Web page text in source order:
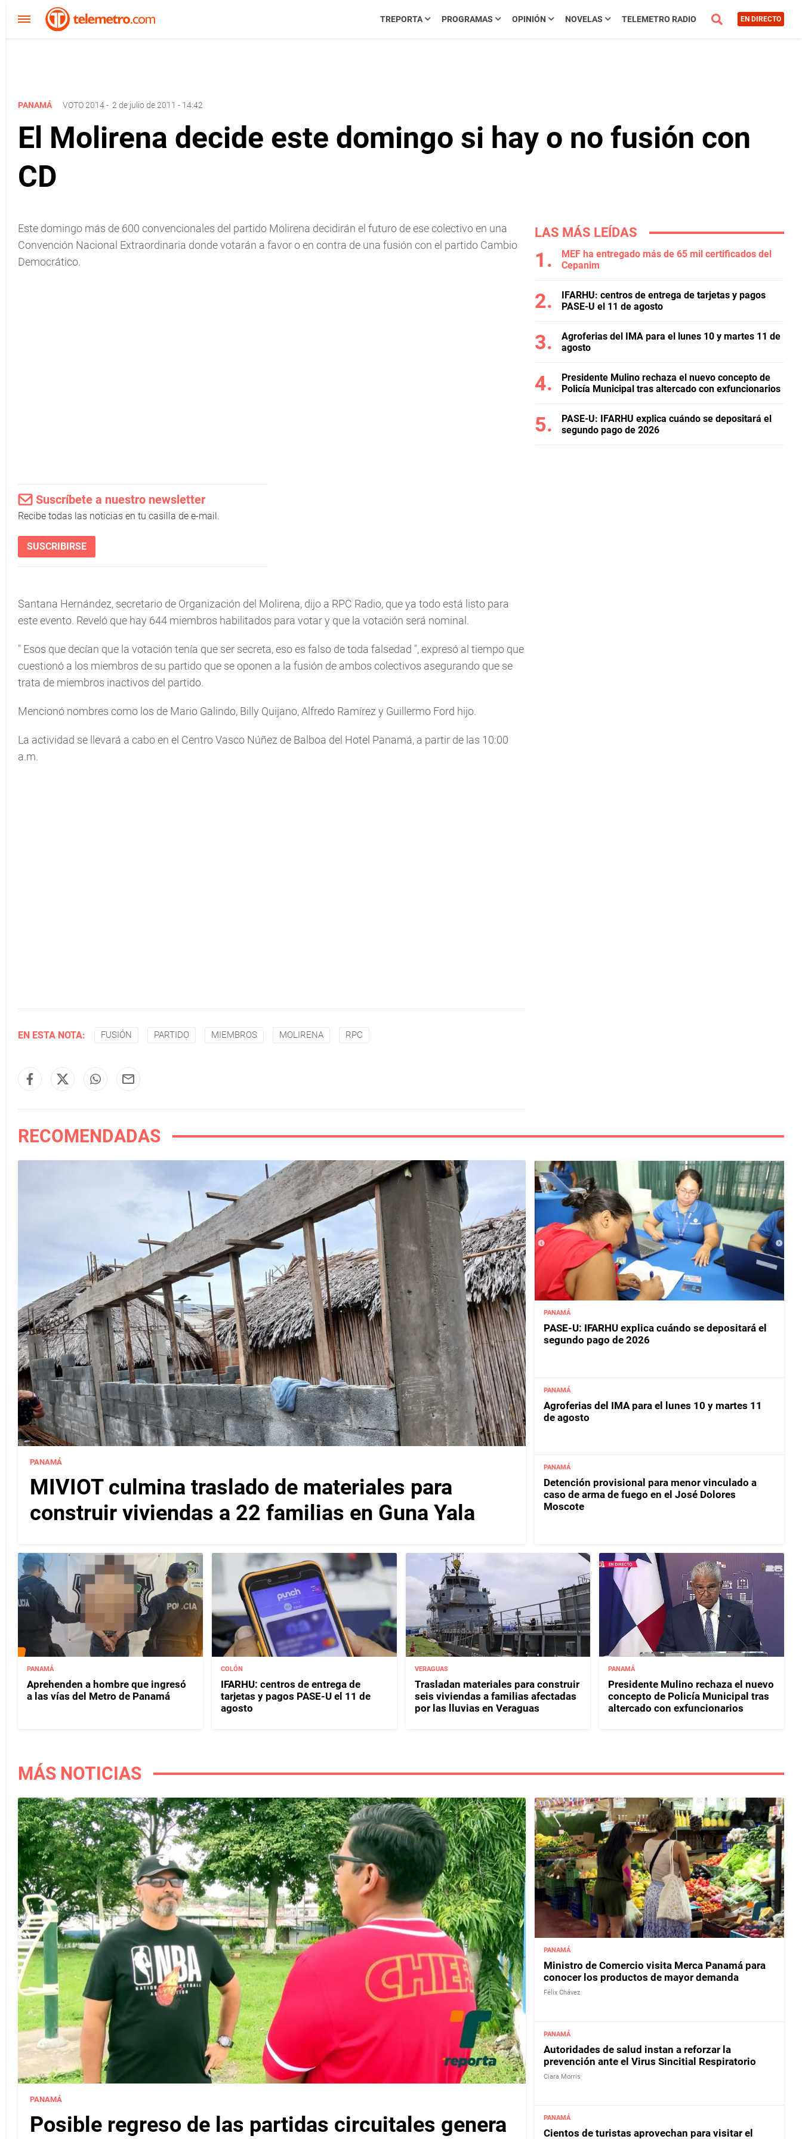
TREPORTA PROGRAMAS OPINIÓN NOVELAS TELEMETRO RADIO EN DIRECTO
PANAMÁ VOTO 2014- 2 de julio de 2011 - 14:42
El Molirena decide este domingo si hay o no fusión con
CD
Este domingo más de 600 convencionales del partido Molirena decidirán el futuro de ese colectivo en una
Convención Nacional Extraordinaria donde votarán a favor o en contra de una fusión con el partido Cambio
Democrático.
Suscríbete a nuestro newsletter
Recibe todas las noticias en tu casilla de e-mail.
SUSCRIBIRSE
Santana Hernández, secretario de Organización del Molirena, dijo a RPC Radio, que ya todo está listo para
este evento. Reveló que hay 644 miembros habilitados para votar y que la votación será nominal.
" Esos que decían que la votación tenía que ser secreta, eso es falso de toda falsedad ", expresó al tiempo que
cuestionó a los miembros de su partido que se oponen a la fusión de ambos colectivos asegurando que se
trata de miembros inactivos del partido.
Mencionó nombres como los de Mario Galindo, Billy Quijano, Alfredo Ramírez y Guillermo Ford hijo.
La actividad se llevará a cabo en el Centro Vasco Núñez de Balboa del Hotel Panamá, a partir de las 10:00
a.m.
EN ESTA NOTA: FUSIÓN PARTIDO MIEMBROS MOLIRENA RPC
LAS MÁS LEÍDAS
MEF ha entregado más de 65 mil certificados del
Cepanim
IFARHU: centros de entrega de tarjetas y pagos
PASE-U el 11 de agosto
Agroferias del IMA para el lunes 10 y martes 11 de
agosto
Presidente Mulino rechaza el nuevo concepto de
Policía Municipal tras altercado con exfuncionarios
PASE-U: IFARHU explica cuándo se depositará el
segundo pago de 2026
RECOMENDADAS
PANAMÁ
MIVIOT culmina traslado de materiales para
construir viviendas a 22 familias en Guna Yala
PANAMÁ
PASE-U: IFARHU explica cuándo se depositará el
segundo pago de 2026
PANAMÁ
Agroferias del IMA para el lunes 10 y martes 11
de agosto
PANAMÁ
Detención provisional para menor vinculado a
caso de arma de fuego en el José Dolores
Moscote
PANAMÁ
Aprehenden a hombre que ingresó
a las vías del Metro de Panamá
COLÓN
IFARHU: centros de entrega de
tarjetas y pagos PASE-U el 11 de
agosto
VERAGUAS
Trasladan materiales para construir
seis viviendas a familias afectadas
por las lluvias en Veraguas
PANAMÁ
Presidente Mulino rechaza el nuevo
concepto de Policía Municipal tras
altercado con exfuncionarios
MÁS NOTICIAS
PANAMÁ
Posible regreso de las partidas circuitales genera
PANAMÁ
Ministro de Comercio visita Merca Panamá para
conocer los productos de mayor demanda
Félix Chávez
PANAMÁ
Autoridades de salud instan a reforzar la
prevención ante el Virus Sincitial Respiratorio
Ciara Morris
PANAMÁ
Cientos de turistas aprovechan para visitar el